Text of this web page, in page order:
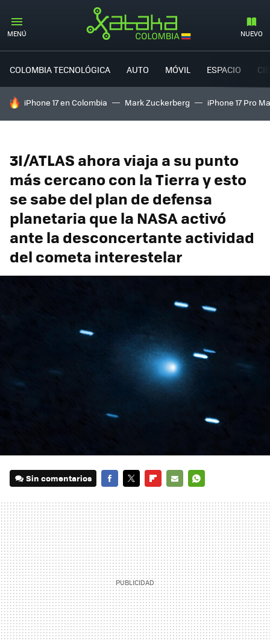
MENÚ NUEVO
COLOMBIA TECNOLÓGICA AUTO MÓVIL ESPACIO
HOY SE HABLA DE
iPhone 17 en Colombia Mark Zuckerberg iPhone 17 Pro
3I/ATLAS ahora viaja a su punto
más cercano con la Tierra y esto
se sabe del plan de defensa
planetaria que la NASA activó
ante la desconcertante actividad
del cometa interestelar
Sin comentarios
MAIL